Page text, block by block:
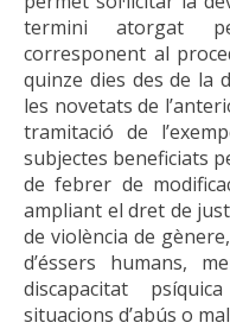
termini atorgat
corresponent al
quinze dies des de la
les novetats de
tramitació de
subjectes beneficiats
de febrer de
ampliant el dret de
de violència de
d’éssers humans,
discapacitat
situacions d’abús o